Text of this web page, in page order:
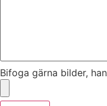
Bifoga gärna bilder,